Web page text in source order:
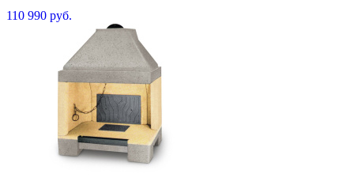
110 990 руб.